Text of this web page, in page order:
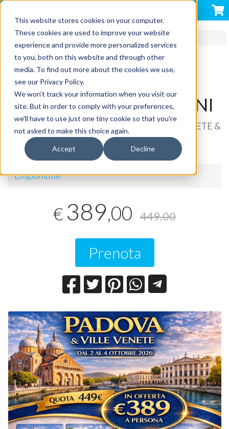
This website stores cookies on your computer.
These cookies are used to improve your website
experience and provide more personalized services
to you, both on this website and through other
media. To find out more about the cookies we use,
see our Privacy Policy.
We won't track your information when you visit our
site. But in order to comply with your preferences,
we'll have to use just one tiny cookie so that you're
not asked to make this choice again.
Accept Decline
VIAGGI DI GRUPPO IN BUS ITALIA E EUROPA
2 OTTOBRE 2026 |
PADOVA & LE VILLE
VENETE |TOUR 3 GIORNI
NAVIGANDO SUL BRENTA TRA VILLE VENETE &
VISITAAPADOVA
Codice prodotto:
SC655330
Disponibile
€ 389,00 449,00
Prenota